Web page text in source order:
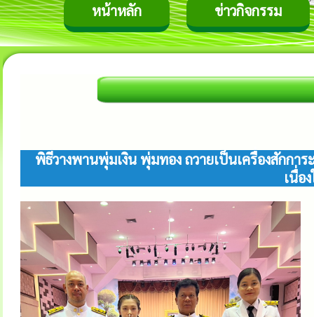
หน้าหลัก ข่าวกิจกรรม
พิธีวางพานพุ่มเงิน พุ่มทอง ถวายเป็นเครื่องสักก
เนื่อ